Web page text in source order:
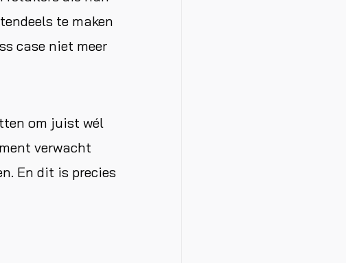
te maken
case niet meer
om juist wél
verwacht
En dit is precies